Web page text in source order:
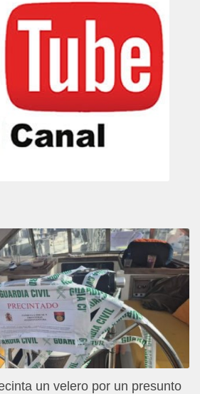
un velero por un presunto